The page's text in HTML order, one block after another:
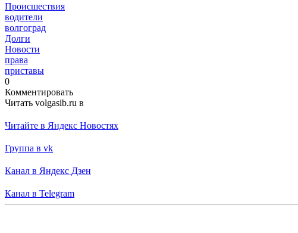
Происшествия
водители
волгоград
Долги
Новости
права
приставы
0
Комментировать
Читать volgasib.ru в
Читайте в Яндекс Новостях
Группа в vk
Канал в Яндекс Дзен
Канал в Telegram